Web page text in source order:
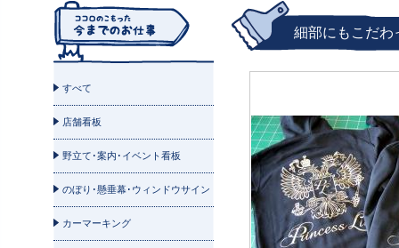
細部にもこだわ
すべて
店舗看板
壁面看板
自立看板
カルプ文字
集合看板
野立て･案内･イベント看板
野立て看板
案内看板
イベント看板
のぼり･懸垂幕･ウィンドウサイン
のぼり旗
懸垂幕･横断幕
カーマーキング